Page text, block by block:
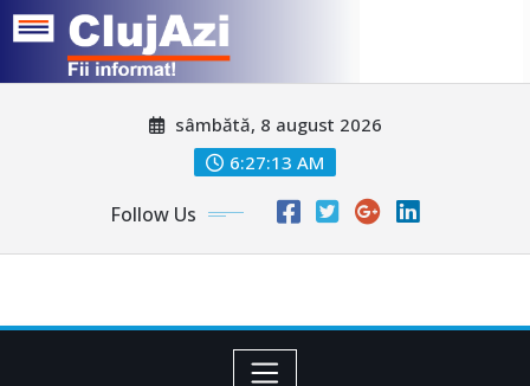
sâmbătă, 8 august 2026
6:27:16 AM
Follow Us